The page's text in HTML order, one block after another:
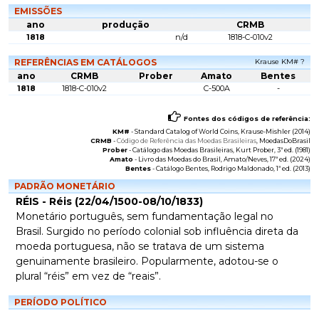
EMISSÕES
ano
produção CRMB
1818 n/d 1818-C-010v2
REFERÊNCIAS EM CATÁLOGOS Krause KM# ?
ano CRMB Prober Amato Bentes
1818 1818-C-010v2 C-500A -
Fontes dos códigos de referência:
KM# -Standard Catalog of World Coins , Krause-Mishler (2014)
CRMB -Código de Referência das Moedas Brasileiras , MoedasDoBrasil
Prober-Catálogo das Moedas Brasileiras , Kurt Prober, 3ª ed. (1981)
Amato - Livro das Moedas do Brasil , Amato/Neves, 17ª ed. (2024)
Bentes-Catálogo Bentes , Rodrigo Maldonado, 1ª ed. (2013)
PADRÃO MONETÁRIO
RÉIS - Réis (22/04/1500-08/10/1833)
Monetário português, sem fundamentação legal no
Brasil. Surgido no período colonial sob influência direta da
moeda portuguesa, não se tratava de um sistema
genuinamente brasileiro. Popularmente, adotou-se o
plural “réis” em vez de “reais”.
PERÍODO POLÍTICO